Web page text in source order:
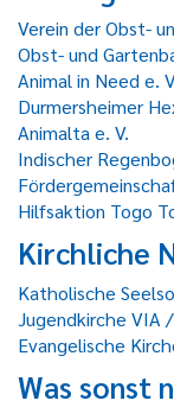
Verein der Obst-
Obst- und
Animal in Need e.
Durmersheimer
Animalta e. V.
Indischer
Hilfsaktion Togo
Kirchliche
Katholische
Jugendkirche VIA
Evangelische
Was sonst